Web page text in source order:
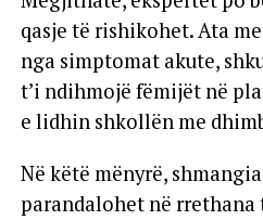
qasje të rishikohet. Ata
nga simptomat akute,
t’i ndihmojë fëmijët në
e lidhin shkollën me
Në këtë mënyrë,
parandalohet në rrethana